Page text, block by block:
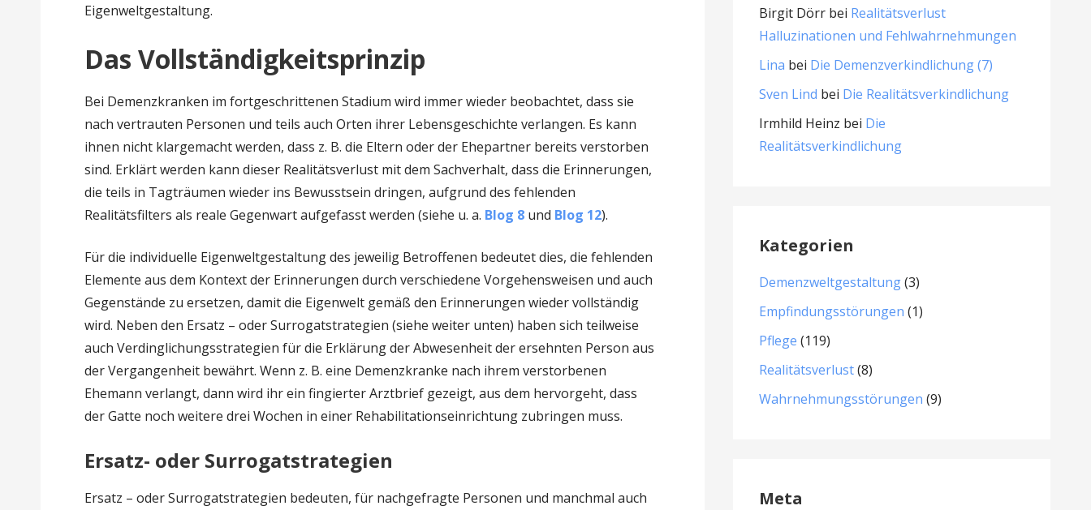
Eigenweltgestaltung.
Das Vollständigkeitsprinzip
Bei Demenzkranken im fortgeschrittenen Stadium wird immer wieder beobachtet, dass sie
nach vertrauten Personen und teils auch Orten ihrer Lebensgeschichte verlangen. Es kann
ihnen nicht klargemacht werden, dass z. B. die Eltern oder der Ehepartner bereits verstorben
sind. Erklärt werden kann dieser Realitätsverlust mit dem Sachverhalt, dass die Erinnerungen,
die teils in Tagträumen wieder ins Bewusstsein dringen, aufgrund des fehlenden
Realitätsfilters als reale Gegenwart aufgefasst werden (siehe u. a. Blog 8 und Blog 12).
Für die individuelle Eigenweltgestaltung des jeweilig Betroffenen bedeutet dies, die fehlenden
Elemente aus dem Kontext der Erinnerungen durch verschiedene Vorgehensweisen und auch
Gegenstände zu ersetzen, damit die Eigenwelt gemäß den Erinnerungen wieder vollständig
wird. Neben den Ersatz – oder Surrogatstrategien (siehe weiter unten) haben sich teilweise
auch Verdinglichungsstrategien für die Erklärung der Abwesenheit der ersehnten Person aus
der Vergangenheit bewährt. Wenn z. B. eine Demenzkranke nach ihrem verstorbenen
Ehemann verlangt, dann wird ihr ein fingierter Arztbrief gezeigt, aus dem hervorgeht, dass
der Gatte noch weitere drei Wochen in einer Rehabilitationseinrichtung zubringen muss.
Ersatz- oder Surrogatstrategien
Ersatz – oder Surrogatstrategien bedeuten, für nachgefragte Personen und manchmal auch
Birgit Dörr bei Realitätsverlust
Halluzinationen und Fehlwahrnehmungen
Lina bei Die Demenzverkindlichung (7)
Sven Lind bei Die Realitätsverkindlichung
Irmhild Heinz bei Die
Realitätsverkindlichung
Kategorien
Demenzweltgestaltung(3)
Empfindungsstörungen (1)
Pflege (119)
Realitätsverlust(8)
Wahrnehmungsstörungen (9)
Meta